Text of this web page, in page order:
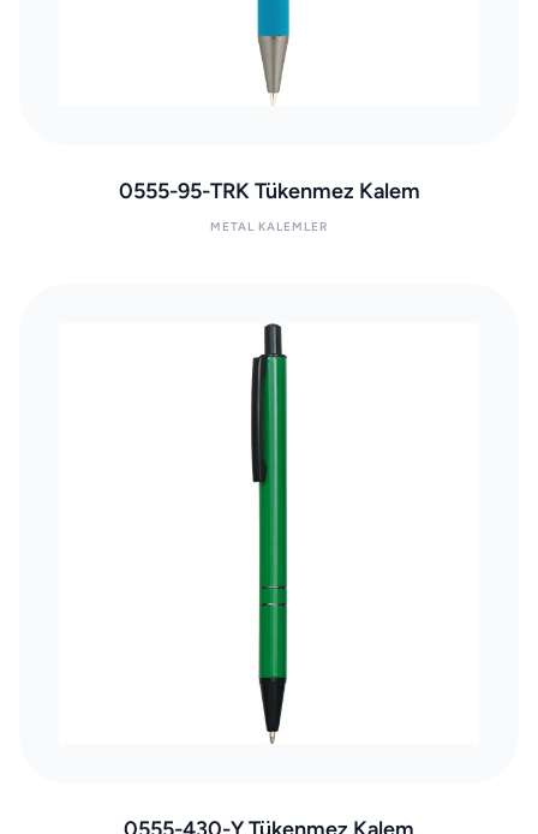
0555-95-TRK Tükenmez Kalem
METAL KALEMLER